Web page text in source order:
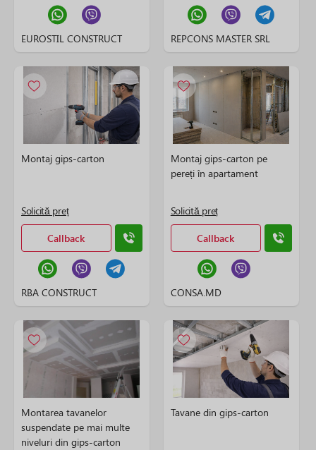
EUROSTIL CONSTRUCT REPCONS MASTER SRL
Montaj gips-carton
Solicită preț
Callback
RBA CONSTRUCT
Montaj gips-carton pe
pereți în apartament
Solicită preț
Callback
CONSA.MD
Montarea tavanelor
suspendate pe mai multe
niveluri din gips-carton
Tavane din gips-carton